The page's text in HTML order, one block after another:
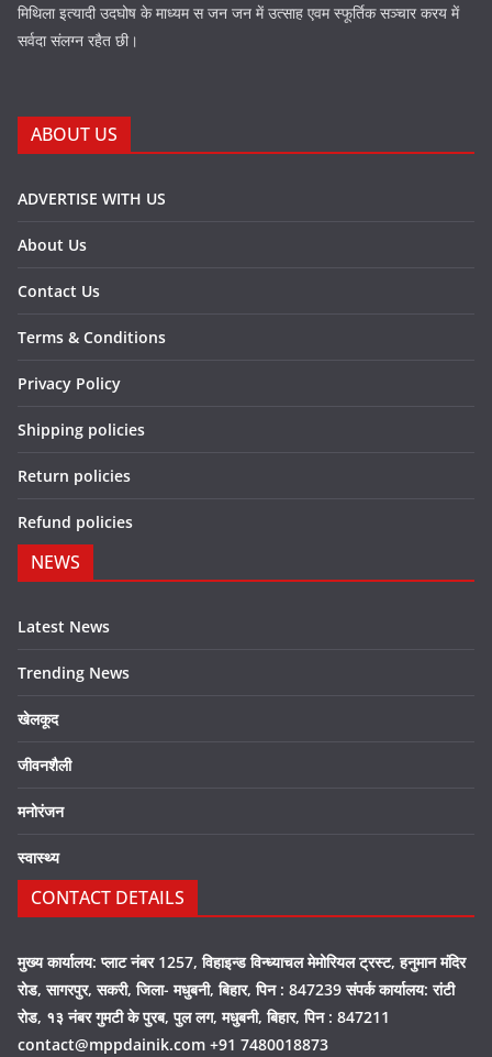
मिथिला इत्यादी उदघोष के माध्यम स जन जन में उत्साह एवम स्फूर्तिक सञ्चार करय में
सर्वदा संलग्न रहैत छी।
ABOUT US
ADVERTISE WITH US
About Us
Contact Us
Terms & Conditions
Privacy Policy
Shipping policies
Return policies
Refund policies
NEWS
Latest News
Trending News
खेलकूद
जीवनशैली
मनोरंजन
स्वास्थ्य
CONTACT DETAILS
मुख्य कार्यालय: प्लाट नंबर 1257, विहाइन्ड विन्ध्याचल मेमोरियल ट्रस्ट, हनुमान मंदिर
रोड, सागरपुर, सकरी, जिला- मधुबनी, बिहार, पिन : 847239 संपर्क कार्यालय: रांटी
रोड, १३ नंबर गुमटी के पुरब, पुल लग, मधुबनी, बिहार, पिन : 847211
contact@mppdainik.com +91 7480018873